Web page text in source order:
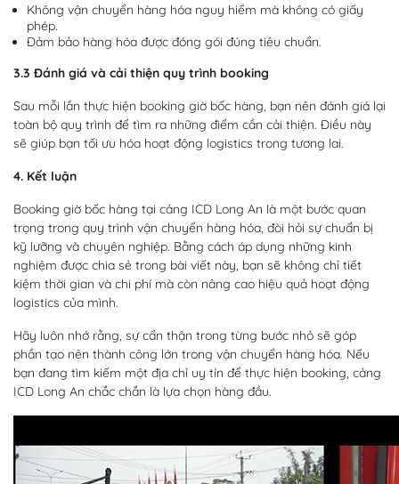
Không vận chuyển hàng hóa nguy hiểm mà không có giấy
phép.
Đảm bảo hàng hóa được đóng gói đúng tiêu chuẩn.
3.3 Đánh giá và cải thiện quy trình booking
Sau mỗi lần thực hiện booking giờ bốc hàng, bạn nên đánh giá lại
toàn bộ quy trình để tìm ra những điểm cần cải thiện. Điều này
sẽ giúp bạn tối ưu hóa hoạt động logistics trong tương lai.
4. Kết luận
Booking giờ bốc hàng tại cảng ICD Long An là một bước quan
trọng trong quy trình vận chuyển hàng hóa, đòi hỏi sự chuẩn bị
kỹ lưỡng và chuyên nghiệp. Bằng cách áp dụng những kinh
nghiệm được chia sẻ trong bài viết này, bạn sẽ không chỉ tiết
kiệm thời gian và chi phí mà còn nâng cao hiệu quả hoạt động
logistics của mình.
Hãy luôn nhớ rằng, sự cẩn thận trong từng bước nhỏ sẽ góp
phần tạo nên thành công lớn trong vận chuyển hàng hóa. Nếu
bạn đang tìm kiếm một địa chỉ uy tín để thực hiện booking, cảng
ICD Long An chắc chắn là lựa chọn hàng đầu.